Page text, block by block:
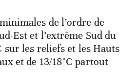
de l’ordre de
Est et l’extrême Sud du
sur les reliefs et les Hauts
et de 13/18°C partout